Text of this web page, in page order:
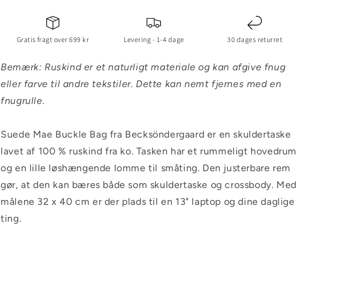
Gratis fragt over 699 kr Levering - 1-4 dage 30 dages returret
Bemærk: Ruskind er et naturligt materiale og kan afgive fnug
eller farve til andre tekstiler. Dette kan nemt fjernes med en
fnugrulle.
Suede Mae Buckle Bag fra Becksöndergaard er en skuldertaske
lavet af 100 % ruskind fra ko. Tasken har et rummeligt hovedrum
og en lille løshængende lomme til småting. Den justerbare rem
gør, at den kan bæres både som skuldertaske og crossbody. Med
målene 32 x 40 cm er der plads til en 13" laptop og dine daglige
ting.